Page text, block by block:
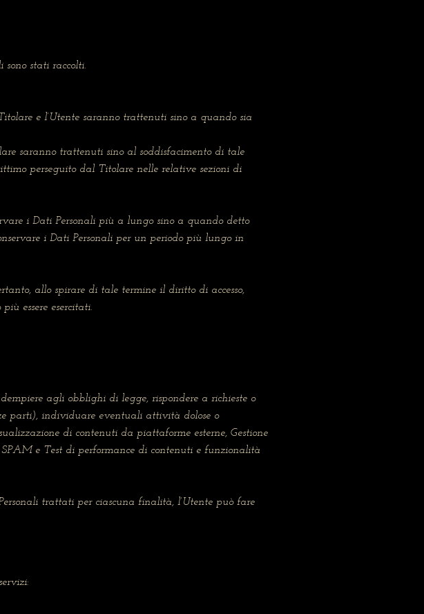
stati raccolti.
e l’Utente saranno trattenuti sino a quando sia
saranno trattenuti sino al soddisfacimento di tale
perseguito dal Titolare nelle relative sezioni di
i Dati Personali più a lungo sino a quando detto
i Dati Personali per un periodo più lungo in
allo spirare di tale termine il diritto di accesso,
essere esercitati.
agli obblighi di legge, rispondere a richieste o
parti), individuare eventuali attività dolose o
di contenuti da piattaforme esterne, Gestione
e Test di performance di contenuti e funzionalità
trattati per ciascuna finalità, l’Utente può fare